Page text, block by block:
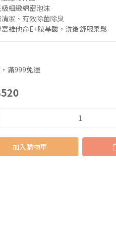
細緻綿密泡沫
潔、有效除菌除臭
維他命E+胺基酸，洗後舒服柔鬆
滿999免運
加入購物車